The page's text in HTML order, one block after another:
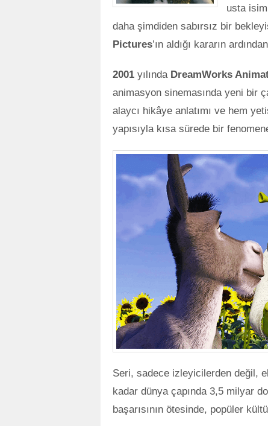
usta
daha şimdiden sabırsız bir
Pictures’ın aldığı kararın ardından
2001 yılında DreamWorks
animasyon sinemasında yeni bir
alaycı hikâye anlatımı ve hem
yapısıyla kısa sürede bir
Seri, sadece izleyicilerden değil,
kadar dünya çapında 3,5 milyar
başarısının ötesinde, popüler